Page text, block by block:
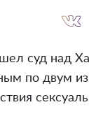
суд над
по двум из